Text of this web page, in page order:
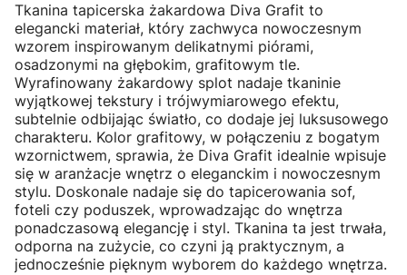
Tkanina tapicerska żakardowa Diva Grafit to
elegancki materiał, który zachwyca nowoczesnym
wzorem inspirowanym delikatnymi piórami,
osadzonymi na głębokim, grafitowym tle.
Wyrafinowany żakardowy splot nadaje tkaninie
wyjątkowej tekstury i trójwymiarowego efektu,
subtelnie odbijając światło, co dodaje jej luksusowego
charakteru. Kolor grafitowy, w połączeniu z bogatym
wzornictwem, sprawia, że Diva Grafit idealnie wpisuje
się w aranżacje wnętrz o eleganckim i nowoczesnym
stylu. Doskonale nadaje się do tapicerowania sof,
foteli czy poduszek, wprowadzając do wnętrza
ponadczasową elegancję i styl. Tkanina ta jest trwała,
odporna na zużycie, co czyni ją praktycznym, a
jednocześnie pięknym wyborem do każdego wnętrza.